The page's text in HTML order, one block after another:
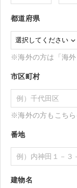
都道府県
※海外の方は「海外
市区町村
※海外の方もこちら
番地
建物名